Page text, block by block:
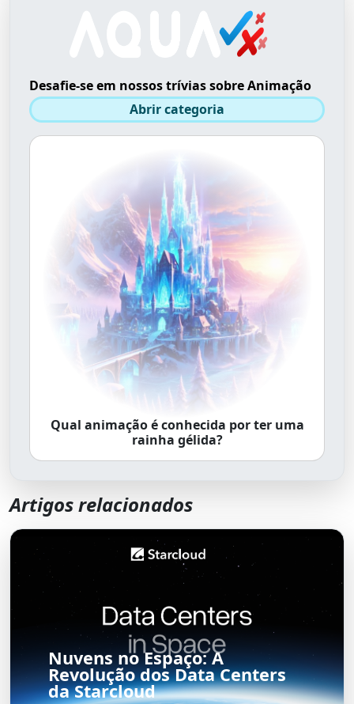
Desafie-se em nossos trívias sobre Animação
Abrir categoria
Qual animação é conhecida por ter uma
rainha gélida?
Artigos relacionados
Nuvens no Espaço: A
Revolução dos Data Centers
da Starcloud